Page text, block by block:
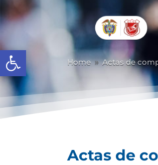
Abrir barra de herramientas
Home 9 Actas de
Actas de